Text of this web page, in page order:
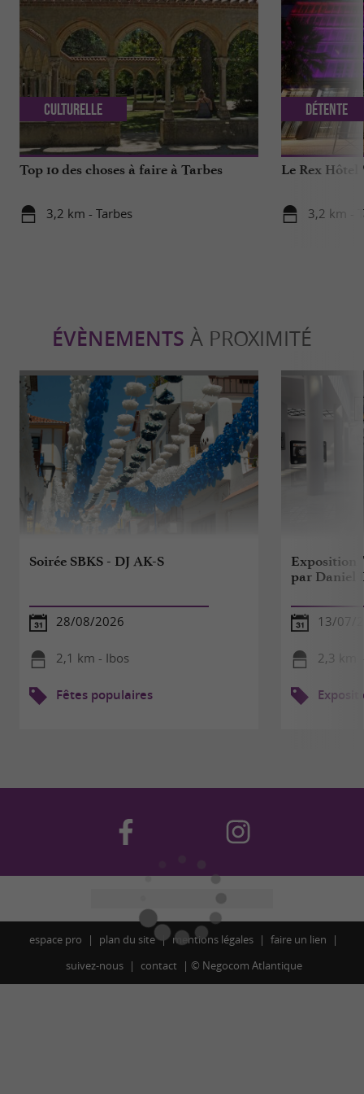
Top 10 des choses à faire à Tarbes
3,2 km - Tarbes
Culturelle
Le Rex Hôtel
3,2 km -
Détente
ÉVÈNEMENTS À PROXIMITÉ
Soirée SBKS - DJ AK-S
28/08/2026
2,1 km - Ibos
Fêtes populaires
Exposition
par Daniel
13/07/
2,3 km
espace pro plan du site mentions légales
faire un lien
suivez-nous
contact © Negocom Atlantique